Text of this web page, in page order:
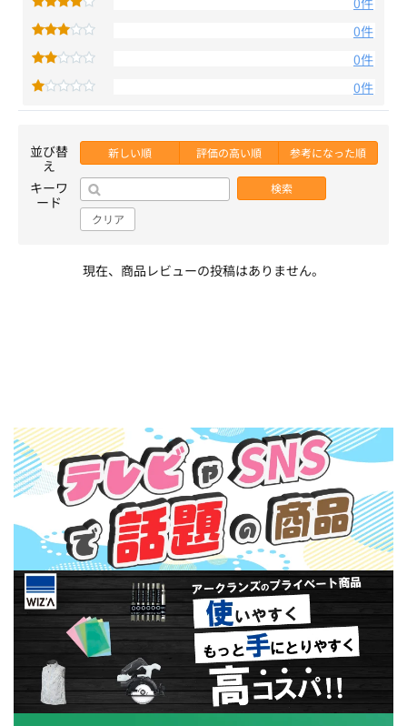
0件
0件
0件
並び替
え
新しい順 評価の高い順 参考になった順
キーワ
ード
検索
クリア
現在、商品レビューの投稿はありません。